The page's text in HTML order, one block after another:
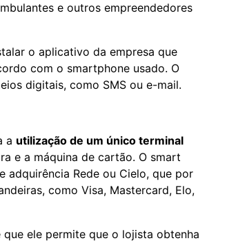
e outros empreendedores
o aplicativo da empresa que
com o smartphone usado. O
digitais, como SMS ou e-mail.
a utilização de um único terminal
e a máquina de cartão. O smart
adquirência Rede ou Cielo, que por
como Visa, Mastercard, Elo,
ele permite que o lojista obtenha